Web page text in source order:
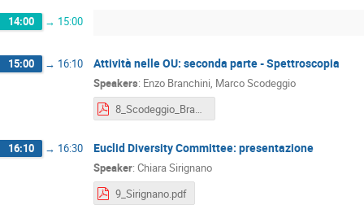
14:00 → 15:00
15:00 → 16:10 Attività nelle OU: seconda parte - Spettroscopia
Speakers: Enzo Branchini, Marco Scodeggio
8_Scodeggio_Branchini.pdf
16:10 → 16:30 Euclid Diversity Committee: presentazione
Speaker: Chiara Sirignano
9_Sirignano.pdf